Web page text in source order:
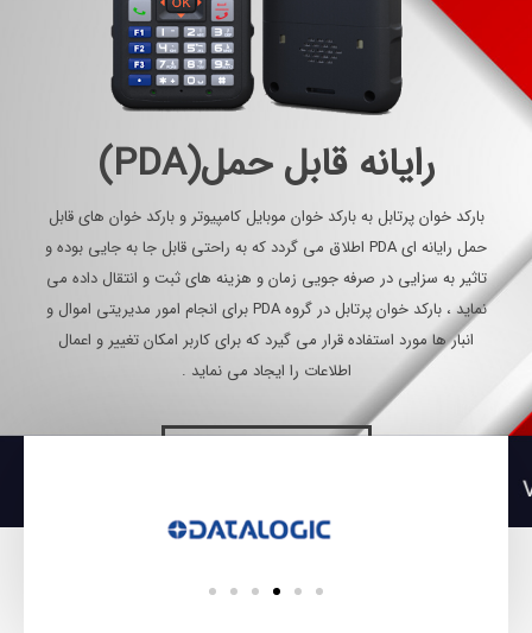
رایانه قابل حمل(PDA)
بارکد خوان پرتابل به بارکد خوان موبایل کامپیوتر و بارکد خوان های قابل
حمل رایانه ای PDA اطلاق می گردد که به راحتی قابل جا به جایی بوده و
تاثیر به سزایی در صرفه جویی زمان و هزینه های ثبت و انتقال داده می
نماید ، بارکد خوان پرتابل در گروه PDA برای انجام امور مدیریتی اموال و
انبار ها مورد استفاده قرار می گیرد که برای کاربر امکان تغییر و اعمال
اطلاعات را ایجاد می نماید .